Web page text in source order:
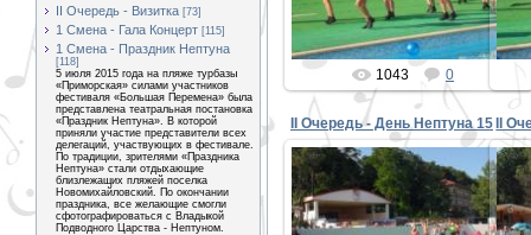
II Очередь - Визитка [73]
1 Смена - Гала Концерт [115]
1 Смена - Праздник Нептуна
[118]
5 июля 2015 года на пляже турбазы
«Приморская» силами участников
фестиваля «Большая Перемена» была
представлена театральная постановка
«Праздник Нептуна». В которой
приняли участие представители всех
делегаций, участвующих в фестивале.
По традиции, зрителями «Праздника
Нептуна» стали отдыхающие
близлежащих пляжей поселка
Новомихайловский. По окончании
праздника, все желающие смогли
сфотографироваться с Владыкой
Подводного Царства - Нептуном.
1043 0
II Очередь - День Нептуна 15
30.08.2015
II